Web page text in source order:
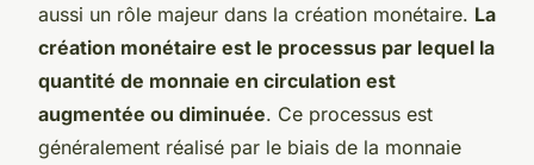
aussi un rôle majeur dans la création monétaire. La
création monétaire est le processus par lequel la
quantité de monnaie en circulation est
augmentée ou diminuée. Ce processus est
généralement réalisé par le biais de la monnaie